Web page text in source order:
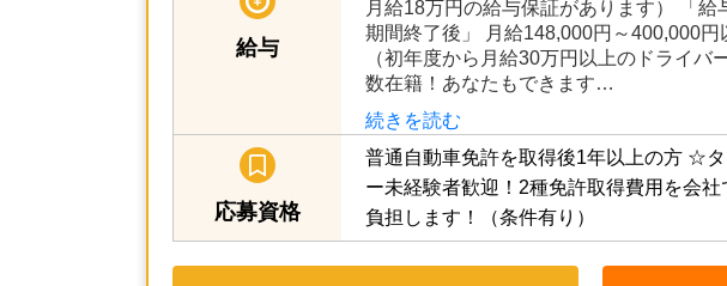
給与
月給18万円の給与保証があります） 「給
期間終了後」 月給148,000円～400,000円
（初年度から月給30万円以上のドライバ
数在籍！あなたもできます…
続きを読む
応募資格
普通自動車免許を取得後1年以上の方 ☆タ
ー未経験者歓迎！2種免許取得費用を会社
負担します！（条件有り）